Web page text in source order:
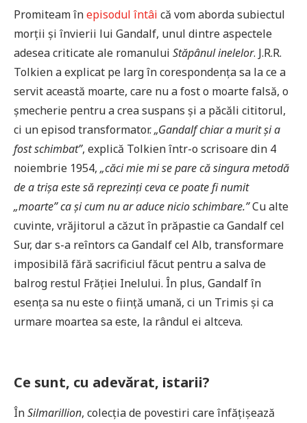
Promiteam înepisodul întâi că vom aborda subiectul
morții și învierii lui Gandalf, unul dintre aspectele
adesea criticate ale romanului Stăpânul inelelor. J.R.R.
Tolkien a explicat pe larg în corespondența sa la ce a
servit această moarte, care nu a fost o moarte falsă, o
șmecherie pentru a crea suspans și a păcăli cititorul,
ci un episod transformator.„Gandalf chiar a murit și a
fost schimbat”, explică Tolkien într-o scrisoare din 4
noiembrie 1954, „căci mie mi se pare că singura metodă
de a trișa este să reprezinți ceva ce poate fi numit
„moarte” ca și cum nu ar aduce nicio schimbare.”Cu alte
cuvinte, vrăjitorul a căzut în prăpastie ca Gandalf cel
Sur, dar s-a reîntors ca Gandalf cel Alb, transformare
imposibilă fără sacrificiul făcut pentru a salva de
balrog restul Frăției Inelului. În plus, Gandalf în
esența sa nu este o ființă umană, ci un Trimis și ca
urmare moartea sa este, la rândul ei altceva.
Ce sunt, cu adevărat, istarii?
ÎnSilmarillion, colecția de povestiri care înfățișează